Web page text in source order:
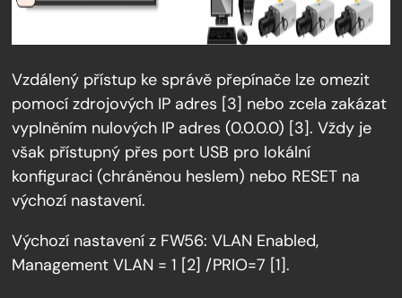
Vzdálený přístup ke správě přepínače lze omezit
pomocí zdrojových IP adres [3] nebo zcela zakázat
vyplněním nulových IP adres (0.0.0.0) [3]. Vždy je
však přístupný přes port USB pro lokální
konfiguraci (chráněnou heslem) nebo RESET na
výchozí nastavení.
Výchozí nastavení z FW56: VLAN Enabled,
Management VLAN = 1 [2] /PRIO=7 [1].